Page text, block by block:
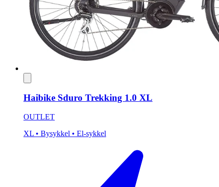
Haibike Sduro Trekking 1.0 XL
OUTLET
XL • Bysykkel • El-sykkel